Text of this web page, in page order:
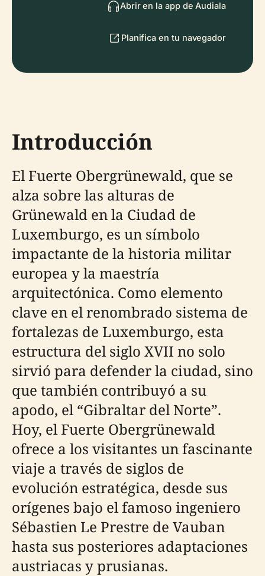
Abrir en la app de Audiala
Planifica en tu navegador
Introducción
El Fuerte Obergrünewald, que se
alza sobre las alturas de
Grünewald en la Ciudad de
Luxemburgo, es un símbolo
impactante de la historia militar
europea y la maestría
arquitectónica. Como elemento
clave en el renombrado sistema de
fortalezas de Luxemburgo, esta
estructura del siglo XVII no solo
sirvió para defender la ciudad, sino
que también contribuyó a su
apodo, el “Gibraltar del Norte”.
Hoy, el Fuerte Obergrünewald
ofrece a los visitantes un fascinante
viaje a través de siglos de
evolución estratégica, desde sus
orígenes bajo el famoso ingeniero
Sébastien Le Prestre de Vauban
hasta sus posteriores adaptaciones
austriacas y prusianas.